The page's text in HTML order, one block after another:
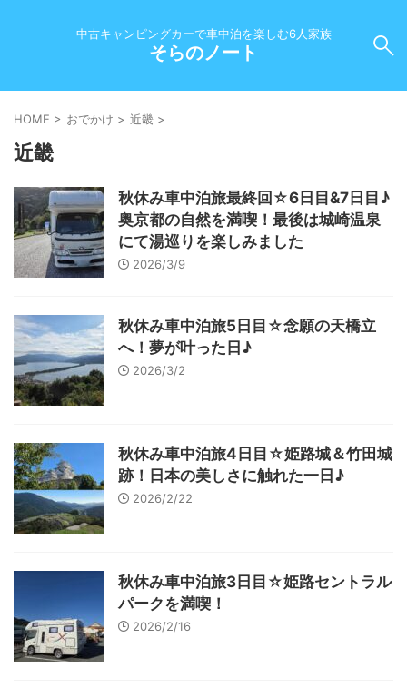
中古キャンピングカーで車中泊を楽しむ6人家族
そらのノート
HOME > おでかけ > 近畿 >
近畿
秋休み車中泊旅最終回☆6日目&7日目♪
奥京都の自然を満喫！最後は城崎温泉
にて湯巡りを楽しみました
2026/3/9
秋休み車中泊旅5日目☆念願の天橋立
へ！夢が叶った日♪
2026/3/2
秋休み車中泊旅4日目☆姫路城＆竹田城
跡！日本の美しさに触れた一日♪
2026/2/22
秋休み車中泊旅3日目☆姫路セントラル
パークを満喫！
2026/2/16